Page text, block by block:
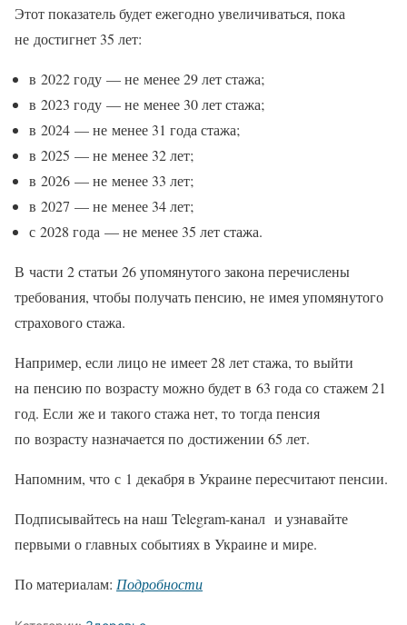
Этот показатель будет ежегодно увеличиваться, пока
не достигнет 35 лет:
в 2022 году — не менее 29 лет стажа;
в 2023 году — не менее 30 лет стажа;
в 2024 — не менее 31 года стажа;
в 2025 — не менее 32 лет;
в 2026 — не менее 33 лет;
в 2027 — не менее 34 лет;
с 2028 года — не менее 35 лет стажа.
В части 2 статьи 26 упомянутого закона перечислены
требования, чтобы получать пенсию, не имея упомянутого
страхового стажа.
Например, если лицо не имеет 28 лет стажа, то выйти
на пенсию по возрасту можно будет в 63 года со стажем 21
год. Если же и такого стажа нет, то тогда пенсия
по возрасту назначается по достижении 65 лет.
Напомним, что с 1 декабря в Украине пересчитают пенсии.
Подписывайтесь на наш Telegram-канал и узнавайте
первыми о главных событиях в Украине и мире.
По материалам: Подробности